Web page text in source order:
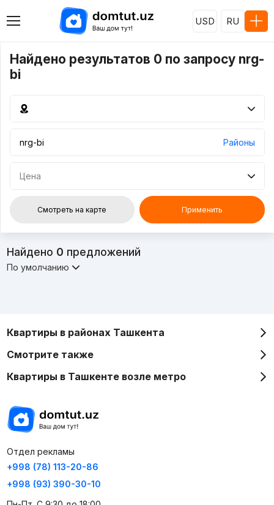
USD RU
Найдено результатов 0 по запросу nrg-
bi
Районы
Цена
Смотреть на карте Применить
Найдено 0 предложений
По умолчанию
Квартиры в районах Ташкента
Смотрите также
Квартиры в Ташкенте возле метро
Отдел рекламы
+998 (78) 113-20-86
+998 (93) 390-30-10